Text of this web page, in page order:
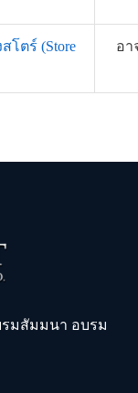
โตร์ (Store
อา
รมสัมมนา อบรม